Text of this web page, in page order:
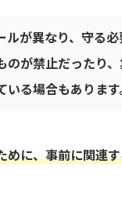
が異なり、守る必
のが禁止だったり
る場合もあります
めに、事前に関連